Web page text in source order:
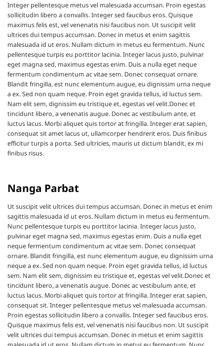
Integer pellentesque metus vel malesuada accumsan. Proin egestas
sollicitudin libero a convallis. Integer sed faucibus eros. Quisque
maximus felis est, vel venenatis nisi faucibus non. Ut suscipit velit
ultrices dui tempus accumsan. Donec in metus et enim sagittis
malesuada id ut eros. Nullam dictum in metus eu fermentum. Nunc
pellentesque turpis eu porttitor lacinia. Integer lacus justo, pulvinar
eget magna sed, maximus egestas enim. Duis a nulla eget neque
fermentum condimentum ac vitae sem. Donec consequat ornare.
Blandit fringilla, est nunc elementum augue, eu dignissim urna neque
a ex. Sed non quam neque. Proin eget gravida tellus, id luctus sem.
Nam elit sem, dignissim eu tristique et, egestas vel velit.Donec et
tincidunt libero, a venenatis augue. Donec ac vestibulum ante, et
luctus lacus. Morbi aliquet quis tortor at fringilla. Integer erat sapien,
consequat sit amet lacus ut, ullamcorper hendrerit eros. Duis finibus
efficitur turpis a porta. Sed ultricies, mauris ut dictum blandit, ex mi
finibus risus.
Nanga Parbat
Ut suscipit velit ultrices dui tempus accumsan. Donec in metus et enim
sagittis malesuada id ut eros. Nullam dictum in metus eu fermentum.
Nunc pellentesque turpis eu porttitor lacinia. Integer lacus justo,
pulvinar eget magna sed, maximus egestas enim. Duis a nulla eget
neque fermentum condimentum ac vitae sem. Donec consequat
ornare. Blandit fringilla, est nunc elementum augue, eu dignissim urna
neque a ex. Sed non quam neque. Proin eget gravida tellus, id luctus
sem. Nam elit sem, dignissim eu tristique et, egestas vel velit.Donec et
tincidunt libero, a venenatis augue. Donec ac vestibulum ante, et
luctus lacus. Morbi aliquet quis tortor at fringilla. Integer erat sapien,
consequat sit. Integer pellentesque metus vel malesuada accumsan.
Proin egestas sollicitudin libero a convallis. Integer sed faucibus eros.
Quisque maximus felis est, vel venenatis nisi faucibus non. Ut suscipit
velit ultrices dui tempus accumsan. Donec in metus et enim sagittis